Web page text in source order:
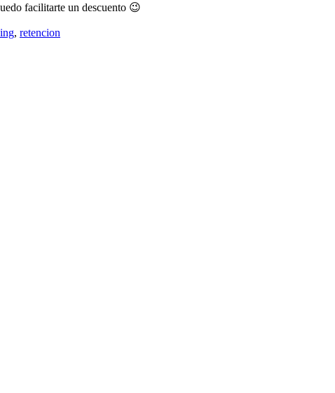
facilitarte un descuento 😉
, retencion